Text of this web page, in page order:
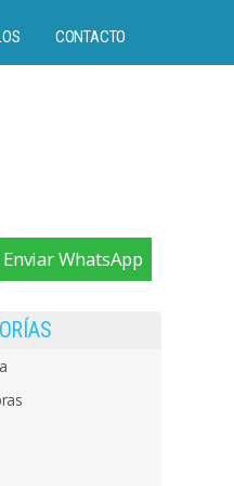
CONTACTO
Enviar WhatsApp